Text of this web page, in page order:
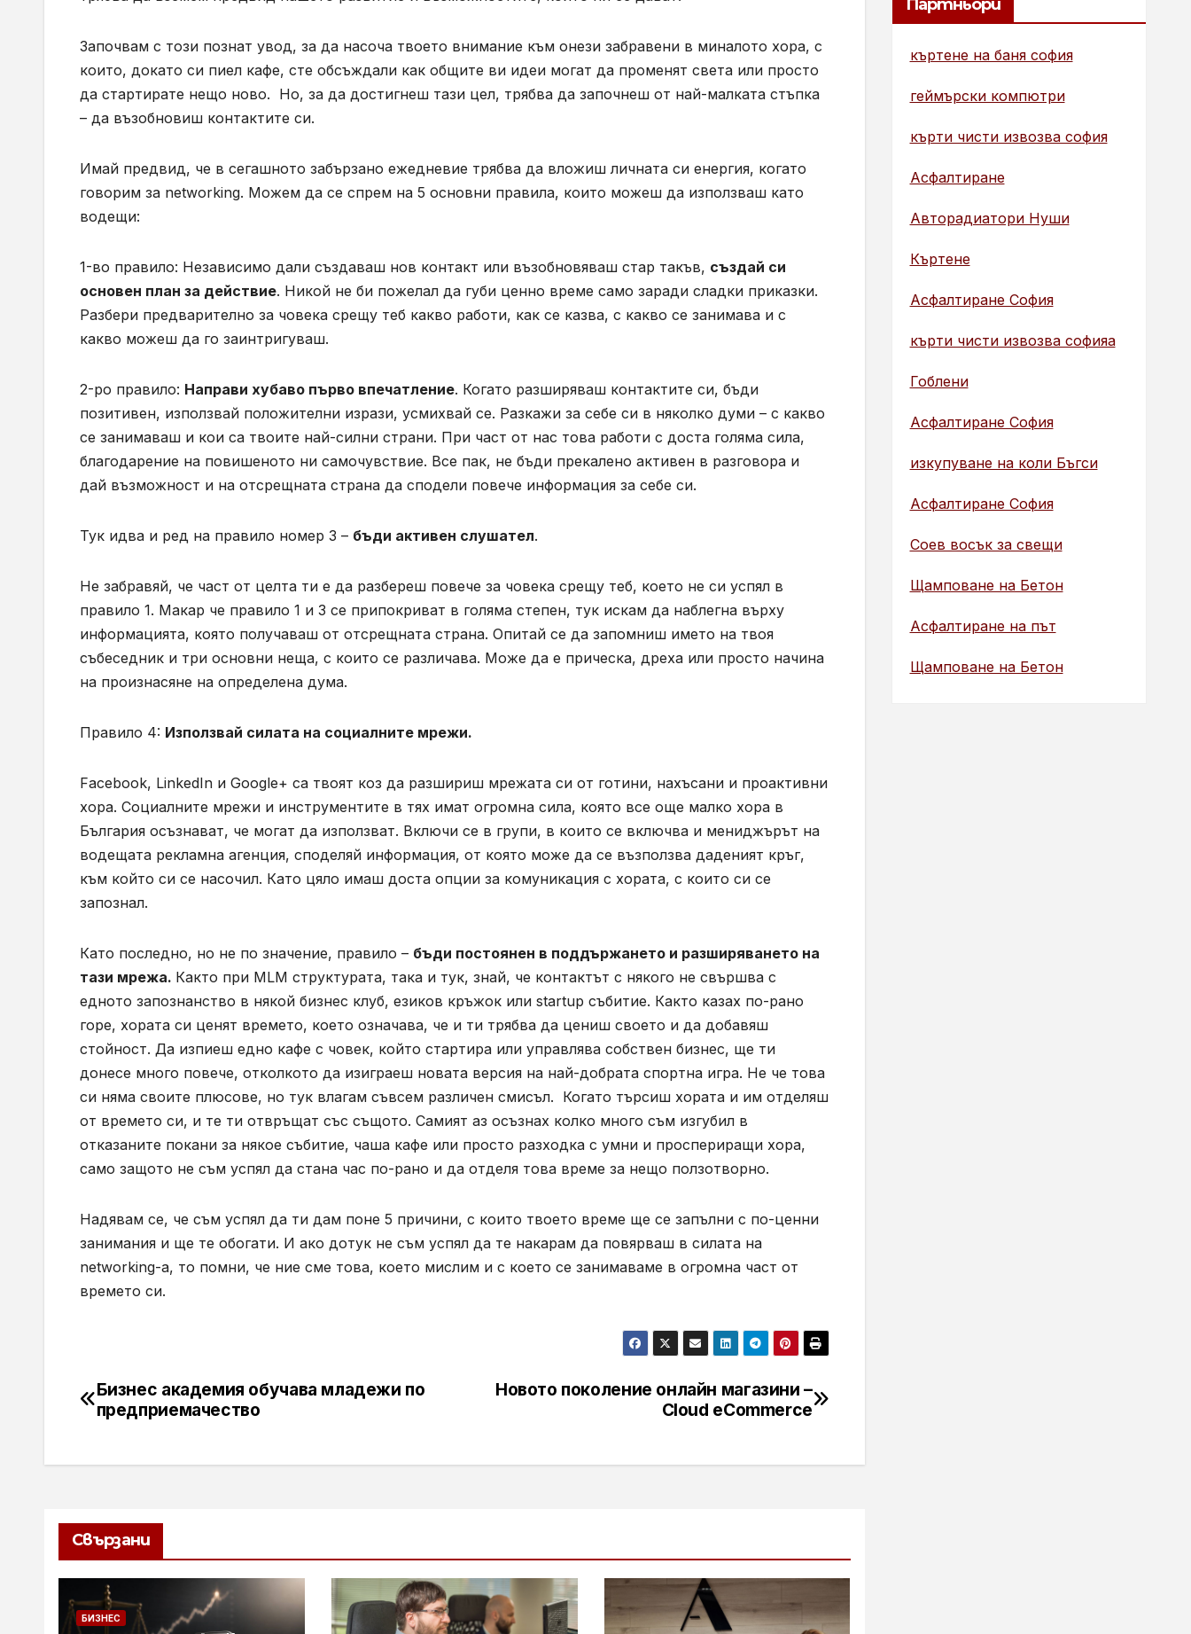
Започвам с този познат увод, за да насоча твоето внимание към онези забравени в миналото хора, с
които, докато си пиел кафе, сте обсъждали как общите ви идеи могат да променят света или просто
да стартирате нещо ново. Но, за да достигнеш тази цел, трябва да започнеш от най-малката стъпка
– да възобновиш контактите си.
Имай предвид, че в сегашното забързано ежедневие трябва да вложиш личната си енергия, когато
говорим за networking. Можем да се спрем на 5 основни правила, които можеш да използваш като
водещи:
1-во правило: Независимо дали създаваш нов контакт или възобновяваш стар такъв, създай си
основен план за действие. Никой не би пожелал да губи ценно време само заради сладки приказки.
Разбери предварително за човека срещу теб какво работи, как се казва, с какво се занимава и с
какво можеш да го заинтригуваш.
2-ро правило: Направи хубаво първо впечатление. Когато разширяваш контактите си, бъди
позитивен, използвай положителни изрази, усмихвай се. Разкажи за себе си в няколко думи – с какво
се занимаваш и кои са твоите най-силни страни. При част от нас това работи с доста голяма сила,
благодарение на повишеното ни самочувствие. Все пак, не бъди прекалено активен в разговора и
дай възможност и на отсрещната страна да сподели повече информация за себе си.
Тук идва и ред на правило номер 3 – бъди активен слушател.
Не забравяй, че част от целта ти е да разбереш повече за човека срещу теб, което не си успял в
правило 1. Макар че правило 1 и 3 се припокриват в голяма степен, тук искам да наблегна върху
информацията, която получаваш от отсрещната страна. Опитай се да запомниш името на твоя
събеседник и три основни неща, с които се различава. Може да е прическа, дреха или просто начина
на произнасяне на определена дума.
Правило 4: Използвай силата на социалните мрежи.
Facebook, LinkedIn и Google+ са твоят коз да разшириш мрежата си от готини, нахъсани и проактивни
хора. Социалните мрежи и инструментите в тях имат огромна сила, която все още малко хора в
България осъзнават, че могат да използват. Включи се в групи, в които се включва и мениджърът на
водещата рекламна агенция, споделяй информация, от която може да се възползва даденият кръг,
към който си се насочил. Като цяло имаш доста опции за комуникация с хората, с които си се
запознал.
Като последно, но не по значение, правило – бъди постоянен в поддържането и разширяването на
тази мрежа. Както при MLM структурата, така и тук, знай, че контактът с някого не свършва с
едното запознанство в някой бизнес клуб, езиков кръжок или startup събитие. Както казах по-рано
горе, хората си ценят времето, което означава, че и ти трябва да цениш своето и да добавяш
стойност. Да изпиеш едно кафе с човек, който стартира или управлява собствен бизнес, ще ти
донесе много повече, отколкото да изиграеш новата версия на най-добрата спортна игра. Не че това
си няма своите плюсове, но тук влагам съвсем различен смисъл. Когато търсиш хората и им отделяш
от времето си, и те ти отвръщат със същото. Самият аз осъзнах колко много съм изгубил в
отказаните покани за някое събитие, чаша кафе или просто разходка с умни и проспериращи хора,
само защото не съм успял да стана час по-рано и да отделя това време за нещо ползотворно.
Надявам се, че съм успял да ти дам поне 5 причини, с които твоето време ще се запълни с по-ценни
занимания и ще те обогати. И ако дотук не съм успял да те накарам да повярваш в силата на
networking-a, то помни, че ние сме това, което мислим и с което се занимаваме в огромна част от
времето си.
Навигация
Новото поколение онлайн магазини –
Cloud eCommerce
Бизнес академия обучава младежи по
предприемачество
Свързани
БИЗНЕС
Партньори
къртене на баня софия
геймърски компютри
кърти чисти извозва софия
Асфалтиране
Авторадиатори Нуши
Къртене
Асфалтиране София
кърти чисти извозва софияа
Гоблени
Асфалтиране София
изкупуване на коли Бъгси
Асфалтиране София
Соев восък за свещи
Щамповане на Бетон
Асфалтиране на път
Щамповане на Бетон